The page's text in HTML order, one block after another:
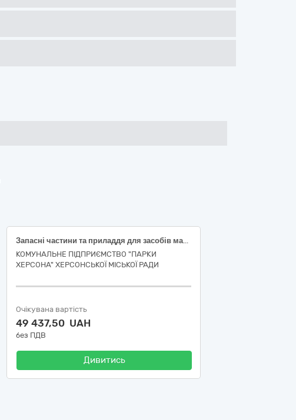
Запасні частини та приладдя для засобів малої механізації STIHL.
КОМУНАЛЬНЕ ПІДПРИЄМСТВО "ПАРКИ
ХЕРСОНА" ХЕРСОНСЬКОЇ МІСЬКОЇ РАДИ
Очікувана вартість
49 437,50 UAH
без ПДВ
Дивитись